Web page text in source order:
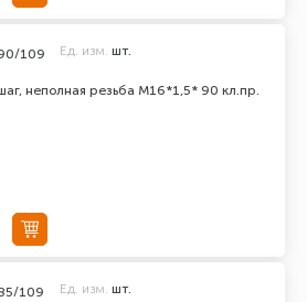
неполная резьба M16*1,5* 90 кл.пр.
109 Ед. изм. шт.
109 Ед. изм. шт.